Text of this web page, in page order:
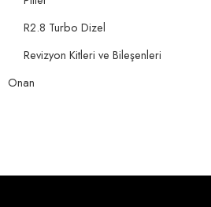
R2.8 Turbo Dizel
Revizyon Kitleri ve Bileşenleri
Onan